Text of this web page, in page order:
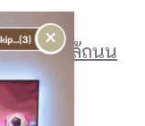
มโขง ใกล้ถนน
×